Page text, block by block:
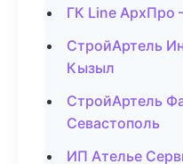
ГК Line АрхПро
СтройАртель
Кызыл
СтройАртель
Севастополь
ИП Ателье